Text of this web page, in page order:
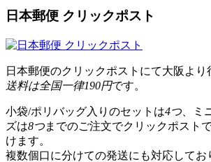
日本郵便 クリックポスト
日本郵便のクリックポストにて大阪より
送料は全国一律190円です。
小袋/ポリバッグ入りのセットは4つ 、ミ
ズは8つまでのご注文でクリックポスト
けます。
複数個口に分けての発送にも対応してお